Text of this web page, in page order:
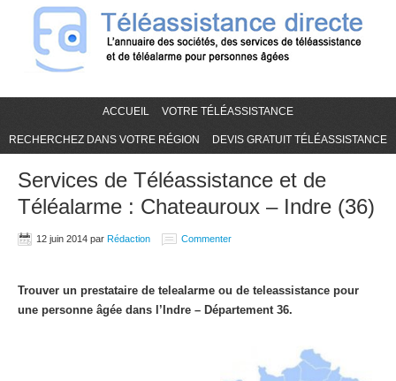
ACCUEIL VOTRE TÉLÉASSISTANCE
RECHERCHEZ DANS VOTRE RÉGION DEVIS GRATUIT TÉLÉASSISTANCE
Services de Téléassistance et de
Téléalarme : Chateauroux – Indre (36)
12 juin 2014 par Rédaction Commenter
Trouver un prestataire de telealarme ou de teleassistance pour
une personne âgée dans l’Indre – Département 36.